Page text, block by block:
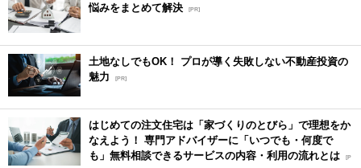
悩みをまとめて解決 [PR]
土地なしでもOK！ プロが導く失敗しない不動産投資の
魅力
[PR]
はじめての注文住宅は「家づくりのとびら」で理想をか
なえよう！ 専門アドバイザーに「いつでも・何度で
も」無料相談できるサービスの内容・利用の流れとは [P